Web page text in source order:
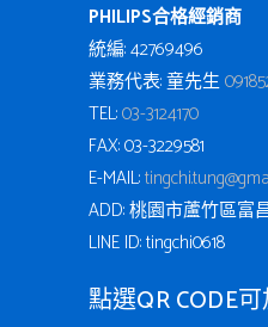
PHILIPS合格經銷商
統編: 42769496
業務代表: 童先生
TEL:03-3124170
FAX: 03-3229581
E-MAIL:
ADD: 桃園市蘆竹區富
LINE ID: tingchi0618
點選QR CODE